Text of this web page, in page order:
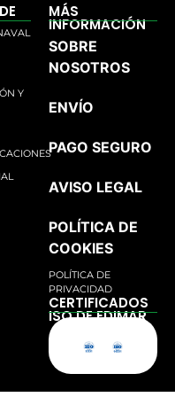
Y
MÁS
INFORMACIÓN
SOBRE
NOSOTROS
ENVÍO
PAGO SEGURO
AVISO LEGAL
POLÍTICA DE
COOKIES
POLÍTICA DE
PRIVACIDAD
CERTIFICADOS
ISO DE EDIMAR